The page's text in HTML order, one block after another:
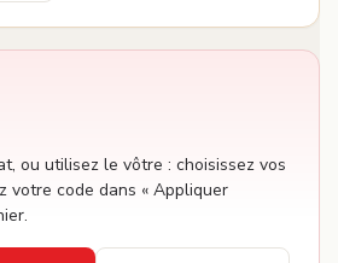
ou utilisez le vôtre : choisissez vos
votre code dans « Appliquer